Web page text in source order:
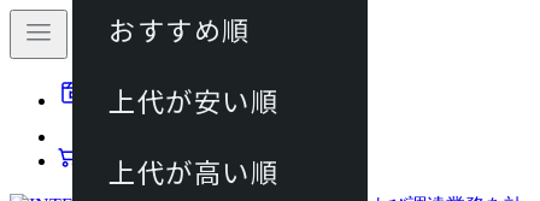
動画マニュアル
カート
おすすめ順
上代が安い順
上代が高い順